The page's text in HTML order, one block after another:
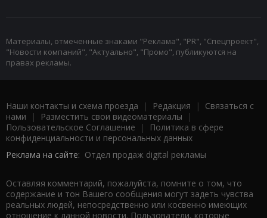
Материалы, отмеченные знаками "Реклама", "PR", "Спецпроект",
"Новости компаний", "Актуально", "Промо", публикуются на
правах рекламы.
Наши контакты и схема проезда | Редакция | Связаться с
нами | Разместить свои видеоматериалы |
Пользовательское Соглашение |
Политика в сфере
конфиденциальности и персональных данных
Реклама на сайте: Отдел продаж digital рекламы
Оставляя комментарий, пожалуйста, помните о том, что
содержание и тон Вашего сообщения могут задеть чувства
реальных людей, непосредственно или косвенно имеющих
отношение к данной новости. Пользователи, которые